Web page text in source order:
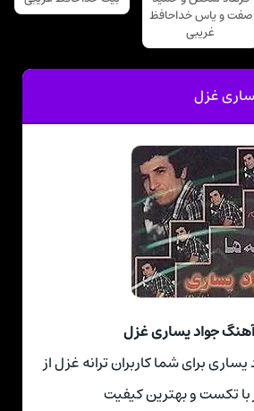
صفت و یاس خداحافظ
غریبی
غزل
آهنگ جواد يساری غزل
يساری برای شما کاربران ترانه غزل از
با تکست و بهترین کیفیت